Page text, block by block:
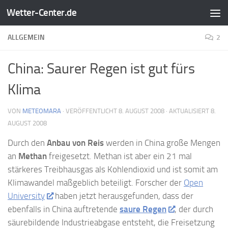
Zum Inhalt springen
Wetter-Center.de
ALLGEMEIN 2
China: Saurer Regen ist gut fürs
Klima
VON METEOMARA · VERÖFFENTLICHT 8. AUGUST 2008 · AKTUALISIERT 8.
AUGUST 2008
Durch den Anbau von Reis werden in China große Mengen
an Methan freigesetzt. Methan ist aber ein 21 mal
stärkeres Treibhausgas als Kohlendioxid und ist somit am
Klimawandel maßgeblich beteiligt. Forscher der Open
University
haben jetzt herausgefunden, dass der
ebenfalls in China auftretende saure Regen
, der durch
säurebildende Industrieabgase entsteht, die Freisetzung